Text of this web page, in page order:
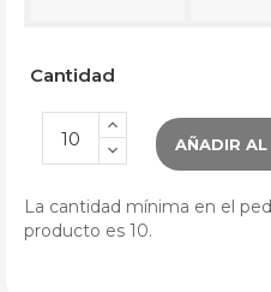
Cantidad
AÑADIR
La cantidad mínima en el
producto es 10.